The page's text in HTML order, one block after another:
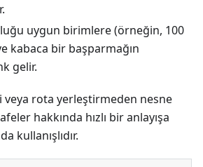
uygun birimlere (örneğin, 100
kabaca bir başparmağın
gelir.
veya rota yerleştirmeden nesne
hakkında hızlı bir anlayışa
kullanışlıdır.